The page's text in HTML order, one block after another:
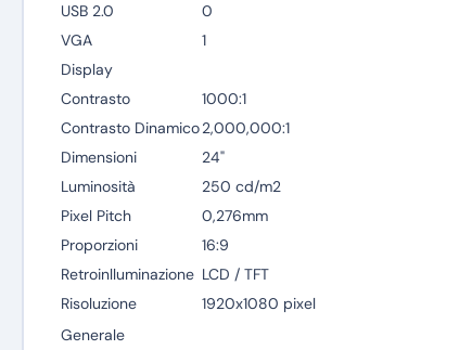
USB 2.0
0
VGA
1
Display
Contrasto
1000:1
Contrasto Dinamico2,000,000:1
Dimensioni
24"
Luminosità
250 cd/m2
Pixel Pitch
0,276mm
Proporzioni
16:9
Retroinlluminazione LCD / TFT
Risoluzione
1920x1080 pixel
Generale